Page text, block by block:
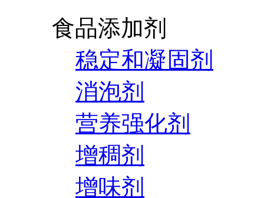
食品添加剂
稳定和凝固剂
消泡剂
营养强化剂
增稠剂
增味剂